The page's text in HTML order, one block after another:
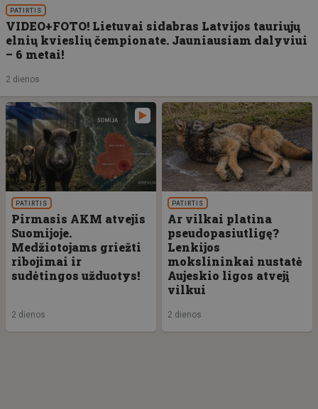
PATIRTIS
VIDEO+FOTO! Lietuvai sidabras Latvijos tauriųjų
elnių kvieslių čempionate. Jauniausiam dalyviui
– 6 metai!
2 dienos
PATIRTIS
Pirmasis AKM atvejis
Suomijoje.
Medžiotojams griežti
ribojimai ir
sudėtingos užduotys!
2 dienos
PATIRTIS
Ar vilkai platina
pseudopasiutligę?
Lenkijos
mokslininkai nustatė
Aujeskio ligos atvejį
vilkui
2 dienos